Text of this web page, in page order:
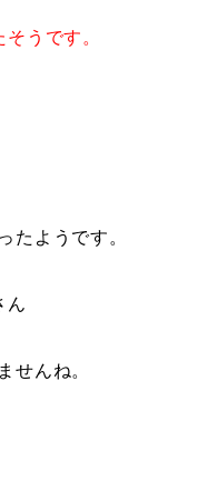
うです。
たようです。
ん
せんね。